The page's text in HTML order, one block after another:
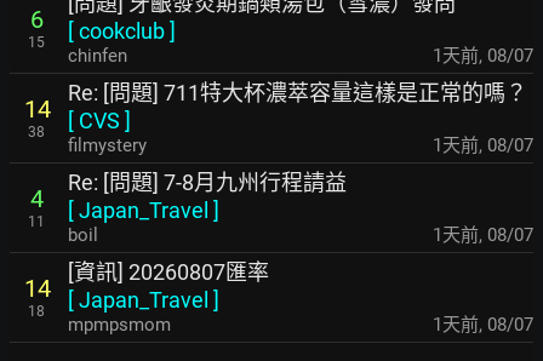
6
15
[cookclub]
chinfen 1天前, 08/07
14
38
Re: [問題] 711特大杯濃萃容量這樣是正常的嗎？
[ CVS ]
filmystery 1天前, 08/07
4
11
Re: [問題] 7-8月九州行程請益
[Japan_Travel ]
boil 1天前, 08/07
14
18
[資訊] 20260807匯率
[Japan_Travel ]
mpmpsmom 1天前, 08/07